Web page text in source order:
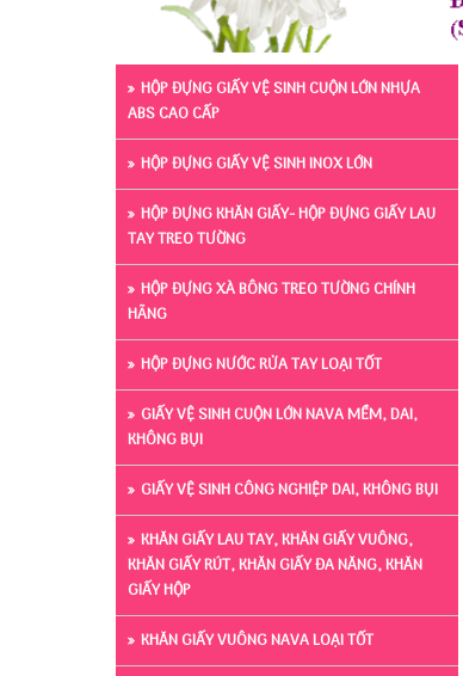
HỘP ĐỰNG GIẤY VỆ SINH CUỘN LỚN NHỰA
ABS CAO CẤP
HỘP ĐỰNG GIẤY VỆ SINH INOX LỚN
HỘP ĐỰNG KHĂN GIẤY- HỘP ĐỰNG GIẤY LAU
TAY TREO TƯỜNG
HỘP ĐỰNG XÀ BÔNG TREO TƯỜNG CHÍNH
HÃNG
HỘP ĐỰNG NƯỚC RỬA TAY LOẠI TỐT
GIẤY VỆ SINH CUỘN LỚN NAVA MỀM, DAI,
KHÔNG BỤI
GIẤY VỆ SINH CÔNG NGHIỆP DAI, KHÔNG BỤI
KHĂN GIẤY LAU TAY, KHĂN GIẤY VUÔNG,
KHĂN GIẤY RÚT, KHĂN GIẤY ĐA NĂNG, KHĂN
GIẤY HỘP
KHĂN GIẤY VUÔNG NAVA LOẠI TỐT